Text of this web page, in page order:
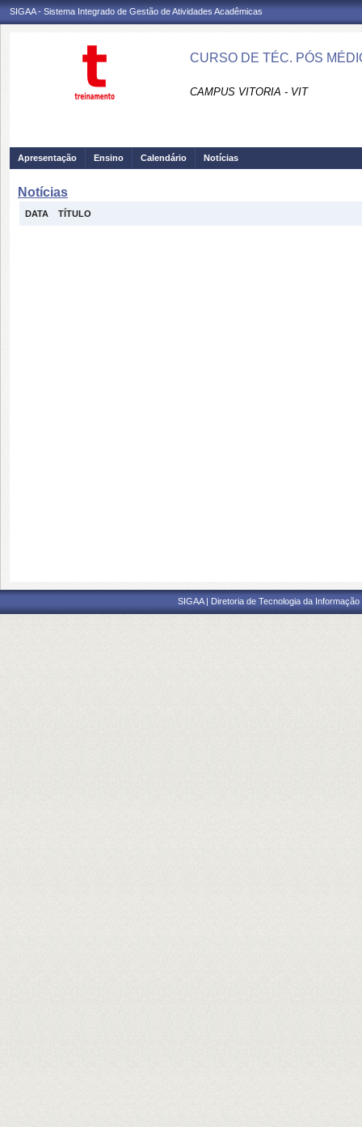
SIGAA - Sistema Integrado de Gestão de Atividades Acadêmicas
CURSO DE TÉC. PÓS
CAMPUS VITORIA - VIT
Apresentação Ensino Calendário Notícias
Notícias
DATA TÍTULO
SIGAA | Diretoria de Tecnologia da